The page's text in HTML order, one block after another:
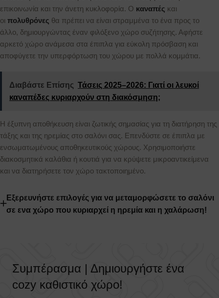
επικοινωνία και την άνετη κυκλοφορία. Ο καναπές και
οι πολυθρόνες θα πρέπει να είναι στραμμένα το ένα προς το
άλλο, δημιουργώντας έναν φιλόξενο χώρο συζήτησης. Αφήστε
αρκετό χώρο ανάμεσα στα έπιπλα για εύκολη πρόσβαση και
αποφύγετε την υπερφόρτωση του χώρου με πολλά κομμάτια.
Διαβάστε Επίσης Τάσεις 2025–2026: Γιατί οι λευκοί
καναπέδες κυριαρχούν στη διακόσμηση;
Η έξυπνη αποθήκευση είναι ζωτικής σημασίας για τη διατήρηση της
τάξης και της ηρεμίας στο σαλόνι σας. Επενδύστε σε έπιπλα με
ενσωματωμένους αποθηκευτικούς χώρους. Χρησιμοποιήστε
διακοσμητικά καλάθια ή κουτιά για να κρύψετε μικροαντικείμενα
και να διατηρήσετε τον χώρο τακτοποιημένο.
Εξερευνήστε επιλογές για να μεταμορφώσετε το σαλόνι
σε ενα χώρο που κυριαρχεί η ηρεμία και η χαλάρωση!
Συμπέρασμα | Δημιουργήστε ένα
cozy καθιστικό χώρο!